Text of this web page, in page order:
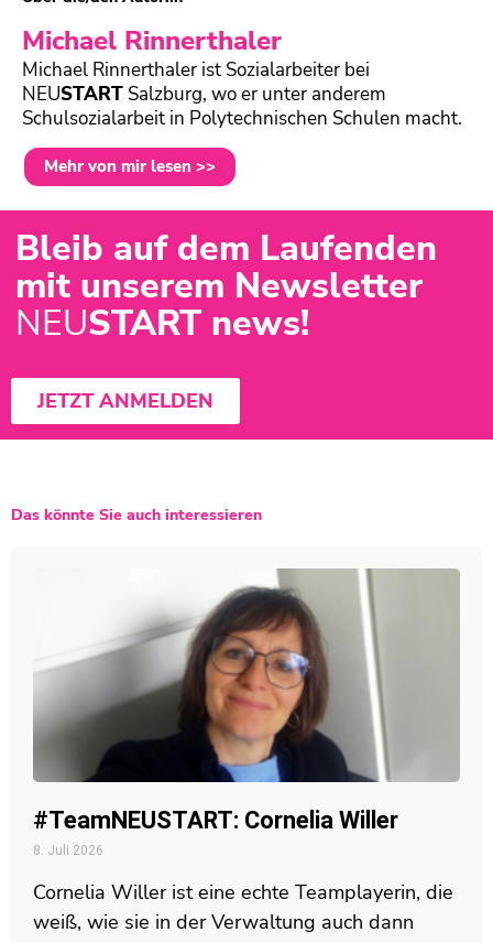
Michael Rinnerthaler
Michael Rinnerthaler ist Sozialarbeiter bei
NEUSTART Salzburg, wo er unter anderem
Schulsozialarbeit in Polytechnischen Schulen macht.
Mehr von mir lesen >>
Bleib auf dem Laufenden
mit unserem Newsletter
NEUSTART news!
JETZT ANMELDEN
Das könnte Sie auch interessieren
#TeamNEUSTART: Cornelia Willer
8. Juli 2026
Cornelia Willer ist eine echte Teamplayerin, die
weiß, wie sie in der Verwaltung auch dann